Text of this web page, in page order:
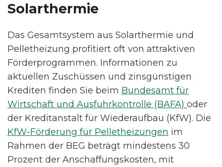
Solarthermie
Das Gesamtsystem aus Solarthermie und
Pelletheizung profitiert oft von attraktiven
Förderprogrammen. Informationen zu
aktuellen Zuschüssen und zinsgünstigen
Krediten finden Sie beim Bundesamt für
Wirtschaft und Ausfuhrkontrolle (BAFA) oder
der Kreditanstalt für Wiederaufbau (KfW). Die
KfW-Förderung für Pelletheizungen im
Rahmen der BEG beträgt mindestens 30
Prozent der Anschaffungskosten, mit